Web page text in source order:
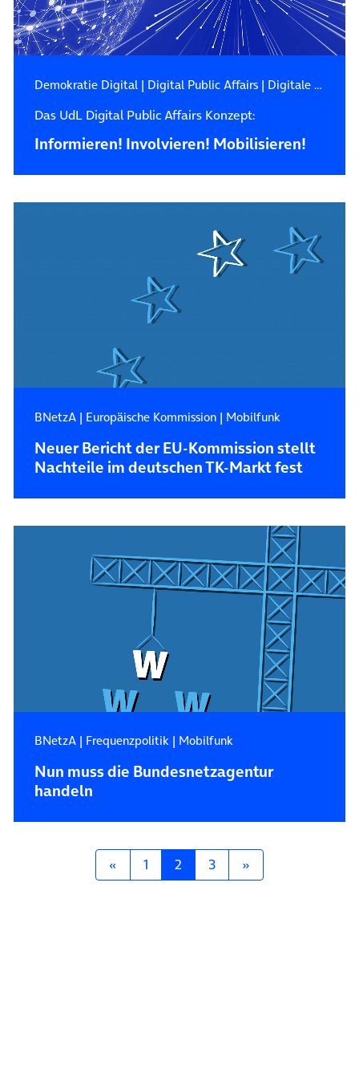
Demokratie Digital| Digital Public Affairs| Digitale Gesellschaft
Das UdL Digital Public Affairs Konzept:
Informieren! Involvieren! Mobilisieren!
BNetzA| Europäische Kommission| Mobilfunk
Neuer Bericht der EU-Kommission stellt
Nachteile im deutschen TK-Markt fest
BNetzA| Frequenzpolitik| Mobilfunk
Nun muss die Bundesnetzagentur
handeln
Posts navigation
« 1 2 3 »